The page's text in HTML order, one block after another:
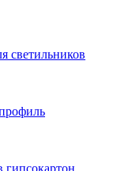
светильников